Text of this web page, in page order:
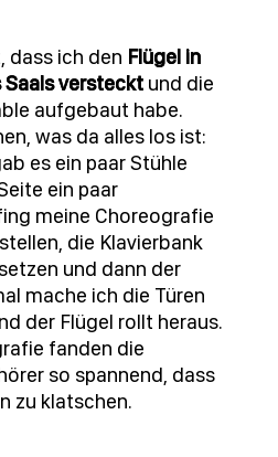
dass ich den Flügel in
Saals versteckt und die
aufgebaut habe.
was da alles los ist:
es ein paar Stühle
ein paar
meine Choreografie
die Klavierbank
und dann der
mache ich die Türen
der Flügel rollt heraus.
fanden die
so spannend, dass
zu klatschen.